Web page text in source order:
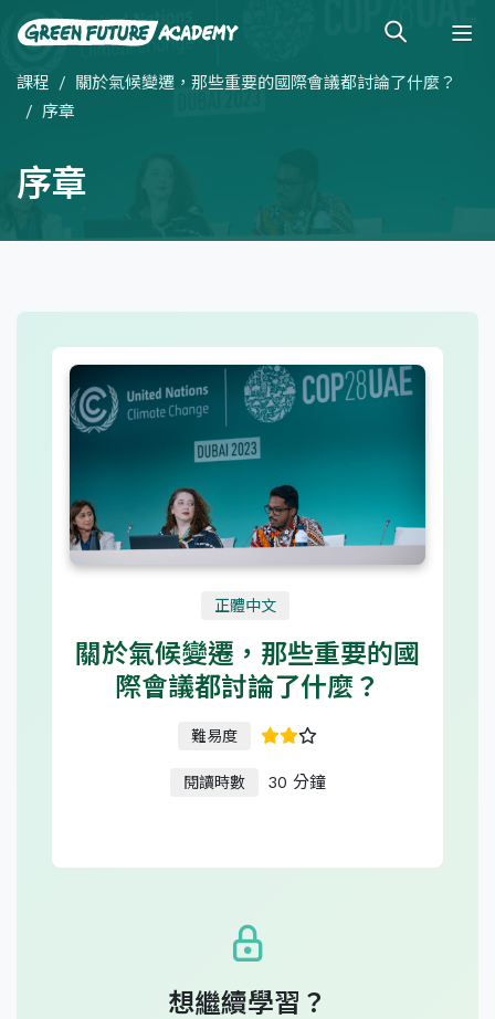
課程
關於氣候變遷，那些重要的國際會議都討論了什麼？
序章
序章
正體中文
關於氣候變遷，那些重要的國
際會議都討論了什麼？
難易度
閱讀時數 30 分鐘
想繼續學習？